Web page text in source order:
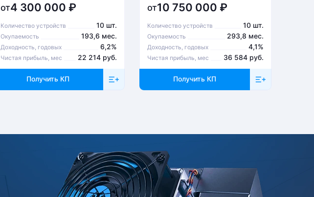
от4 300 000 ₽
Количество устройств 10 шт.
Окупаемость 193,6 мес.
Доходность, годовых 6,2%
Чистая прибыль, мес 22 214 руб.
Получить КП
от10 750 000 ₽
Количество устройств 10 шт.
Окупаемость 293,8 мес.
Доходность, годовых 4,1%
Чистая прибыль, мес 36 584 руб.
Получить КП